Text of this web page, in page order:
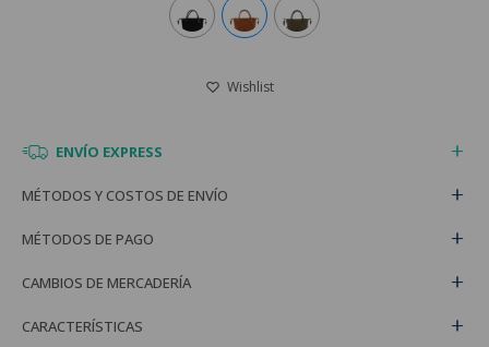
ENVÍO EXPRESS
MÉTODOS Y COSTOS DE ENVÍO
MÉTODOS DE PAGO
CAMBIOS DE MERCADERÍA
CARACTERÍSTICAS